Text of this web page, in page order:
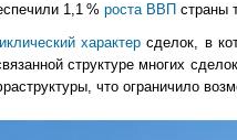
1,1 % роста ВВП страны
характер сделок, в
структуре многих
что ограничило